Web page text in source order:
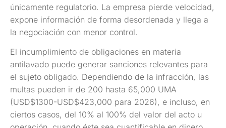
únicamente regulatorio. La empresa pierde velocidad,
expone información de forma desordenada y llega a
la negociación con menor control.
El incumplimiento de obligaciones en materia
antilavado puede generar sanciones relevantes para
el sujeto obligado. Dependiendo de la infracción, las
multas pueden ir de 200 hasta 65,000 UMA
(USD$1300-USD$423,000 para 2026), e incluso, en
ciertos casos, del 10% al 100% del valor del acto u